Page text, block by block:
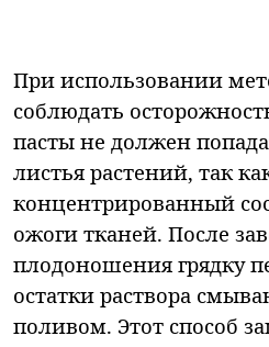
При использовании
соблюдать
пасты не должен
листья растений, так
концентрированный
ожоги тканей. После
плодоношения грядку
остатки раствора
поливом. Этот способ